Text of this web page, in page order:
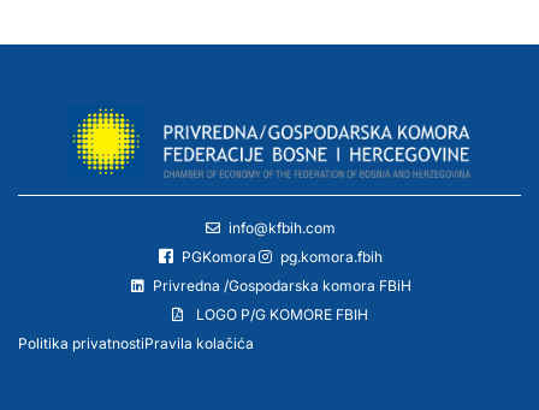
info@kfbih.com
PGKomora
pg.komora.fbih
Privredna /Gospodarska komora FBiH
LOGO P/G KOMORE FBIH
Politika privatnostiPravila kolačića